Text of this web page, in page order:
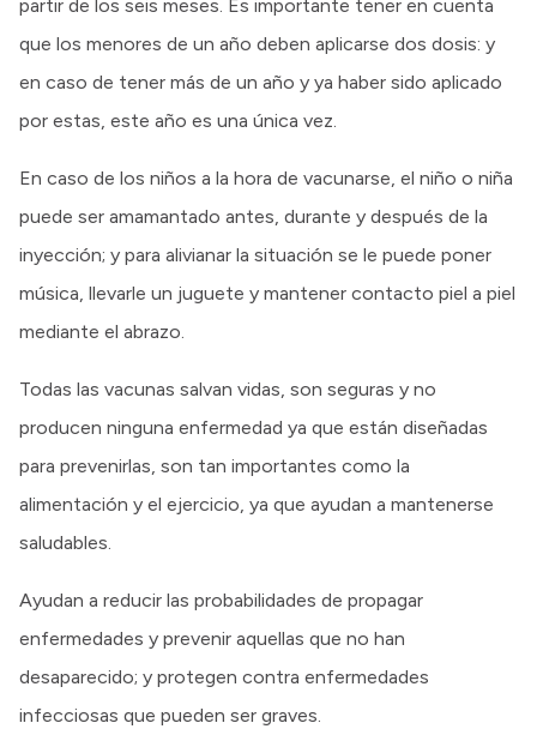
partir de los seis meses. Es importante tener en cuenta
que los menores de un año deben aplicarse dos dosis: y
en caso de tener más de un año y ya haber sido aplicado
por estas, este año es una única vez.
En caso de los niños a la hora de vacunarse, el niño o niña
puede ser amamantado antes, durante y después de la
inyección; y para alivianar la situación se le puede poner
música, llevarle un juguete y mantener contacto piel a piel
mediante el abrazo.
Todas las vacunas salvan vidas, son seguras y no
producen ninguna enfermedad ya que están diseñadas
para prevenirlas, son tan importantes como la
alimentación y el ejercicio, ya que ayudan a mantenerse
saludables.
Ayudan a reducir las probabilidades de propagar
enfermedades y prevenir aquellas que no han
desaparecido; y protegen contra enfermedades
infecciosas que pueden ser graves.